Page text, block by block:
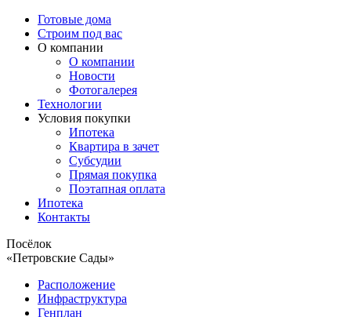
Готовые дома
Строим под вас
О компании
О компании
Новости
Фотогалерея
Технологии
Условия покупки
Ипотека
Квартира в зачет
Субсудии
Прямая покупка
Поэтапная оплата
Ипотека
Контакты
Посёлок
«Петровские Сады»
Расположение
Инфраструктура
Генплан